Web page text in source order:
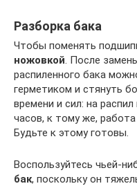
Разборка бака
Чтобы поменять
ножовкой. После
распиленного бака
герметиком и стянуть
времени и сил: на
часов, к тому же,
Будьте к этому готовы.
Воспользуйтесь чьей-
бак, поскольку он